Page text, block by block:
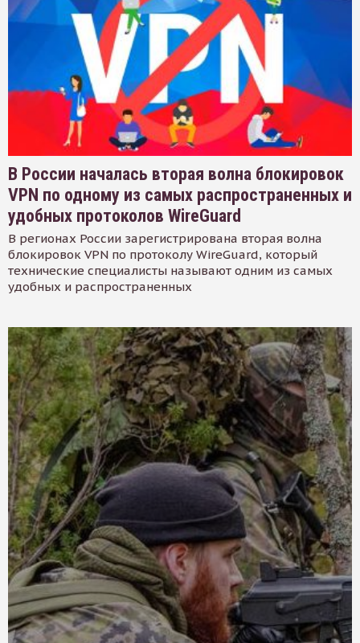
В России началась вторая волна блокировок
VPN по одному из самых распространенных и
удобных протоколов WireGuard
В регионах России зарегистрирована вторая волна
блокировок VPN по протоколу WireGuard, который
технические специалисты называют одним из самых
удобных и распространенных